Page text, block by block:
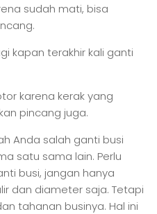
sudah mati, bisa
kapan terakhir kali ganti
karena kerak yang
pincang juga.
Anda salah ganti busi
satu sama lain. Perlu
busi, jangan hanya
dan diameter saja. Tetapi
tahanan businya. Hal ini